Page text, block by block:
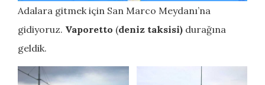
Adalara gitmek için San Marco Meydanı’na
gidiyoruz. Vaporetto (deniz taksisi) durağına
geldik.